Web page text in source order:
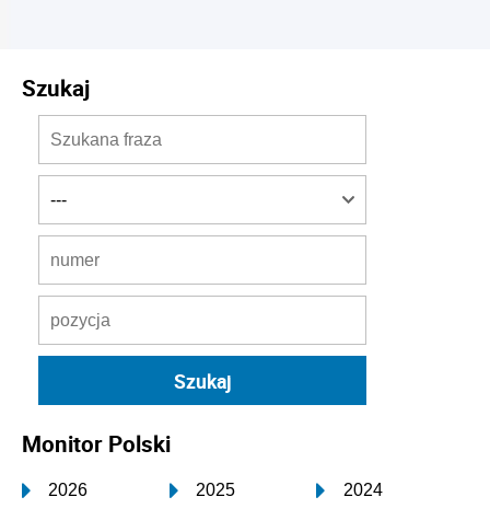
Szukaj
Monitor Polski
2026 2025 2024